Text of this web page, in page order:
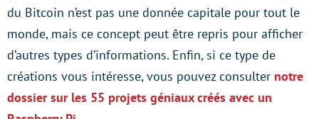
du Bitcoin n’est pas une donnée capitale pour tout le
monde, mais ce concept peut être repris pour afficher
d’autres types d’informations. Enfin, si ce type de
créations vous intéresse, vous pouvez consulter notre
dossier sur les 55 projets géniaux créés avec un